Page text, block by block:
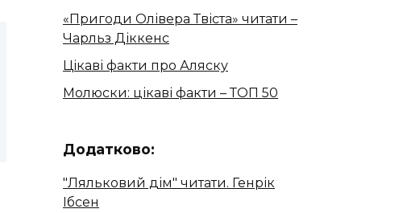
«Пригоди Олівера Твіста» читати –
Чарльз Діккенс
Цікаві факти про Аляску
Молюски: цікаві факти – ТОП 50
Додатково:
"Ляльковий дім" читати. Генрік
Ібсен